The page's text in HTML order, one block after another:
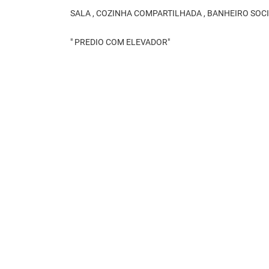
SALA , COZINHA COMPARTILHADA , BANHEIRO
" PREDIO COM ELEVADOR"